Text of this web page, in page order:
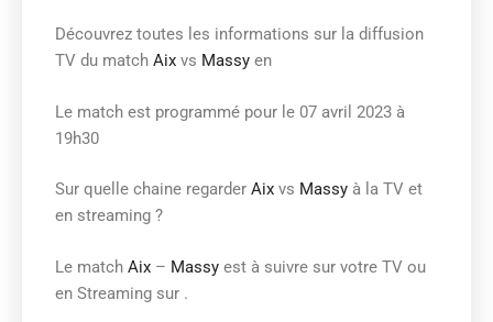
Découvrez toutes les informations sur la diffusion
TV du match Aix vs Massy en
Le match est programmé pour le 07 avril 2023 à
19h30
Sur quelle chaine regarder Aix vs Massy à la TV et
en streaming ?
Le match Aix – Massy est à suivre sur votre TV ou
en Streaming sur .